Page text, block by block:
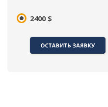
2400 $